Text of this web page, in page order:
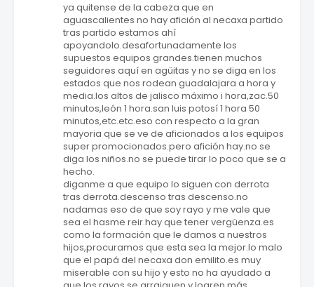
ya quitense de la cabeza que en
aguascalientes no hay afición al necaxa partido
tras partido estamos ahí
apoyandolo.desafortunadamente los
supuestos equipos grandes.tienen muchos
seguidores aquí en agüitas y no se diga en los
estados que nos rodean guadalajara a hora y
media.los altos de jalisco máximo i hora,zac.50
minutos,león 1 hora.san luis potosí 1 hora 50
minutos,etc.etc.eso con respecto a la gran
mayoria que se ve de aficionados a los equipos
super promocionados.pero afición hay.no se
diga los niños.no se puede tirar lo poco que se a
hecho.
diganme a que equipo lo siguen con derrota
tras derrota.descenso tras descenso.no
nadamas eso de que soy rayo y me vale que
sea el hasme reir.hay que tener vergüenza.es
como la formación que le damos a nuestros
hijos,procuramos que esta sea la mejor.lo malo
que el papá del necaxa don emilito.es muy
miserable con su hijo y esto no ha ayudado a